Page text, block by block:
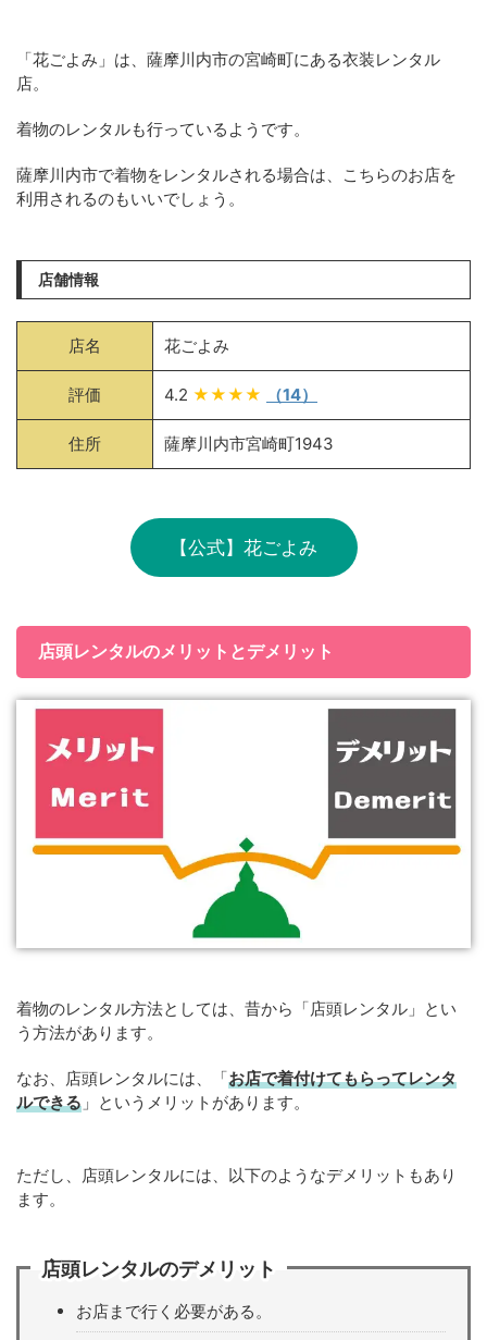
「花ごよみ」は、薩摩川内市の宮崎町にある衣装レンタル
店。
着物のレンタルも行っているようです。
薩摩川内市で着物をレンタルされる場合は、こちらのお店を
利用されるのもいいでしょう。
店舗情報
店名 花ごよみ
評価 4.2 ★★★★ （14）
住所 薩摩川内市宮崎町1943
【公式】花ごよみ
店頭レンタルのメリットとデメリット
着物のレンタル方法としては、昔から「店頭レンタル」とい
う方法があります。
なお、店頭レンタルには、「お店で着付けてもらってレンタ
ルできる 」というメリットがあります。
ただし、店頭レンタルには、以下のようなデメリットもあり
ます。
店頭レンタルのデメリット
お店まで行く必要がある。